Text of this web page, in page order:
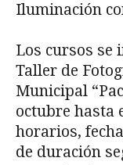
Iluminación
Los cursos se
Taller de
Municipal
octubre hasta
horarios,
de duración